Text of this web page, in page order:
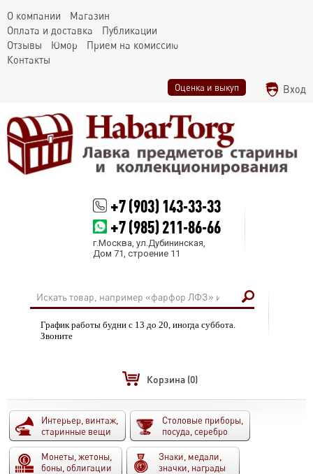
О компании
Магазин
Оплата и доставка
Публикации
Отзывы
Юмор
Прием на комиссию
Контакты
Оценка и выкуп Вход
+7 (903) 143-33-33
+7 (985) 211-86-66
г.Москва, ул.Дубининская,
Дом 71, строение 11
График работы будни с 13 до 20, иногда суббота.
Звоните
Корзина (0)
Интерьер, винтаж,
старинные вещи
Столовые приборы,
посуда, серебро
Монеты, жетоны,
боны, облигации
Знаки, медали,
значки, награды